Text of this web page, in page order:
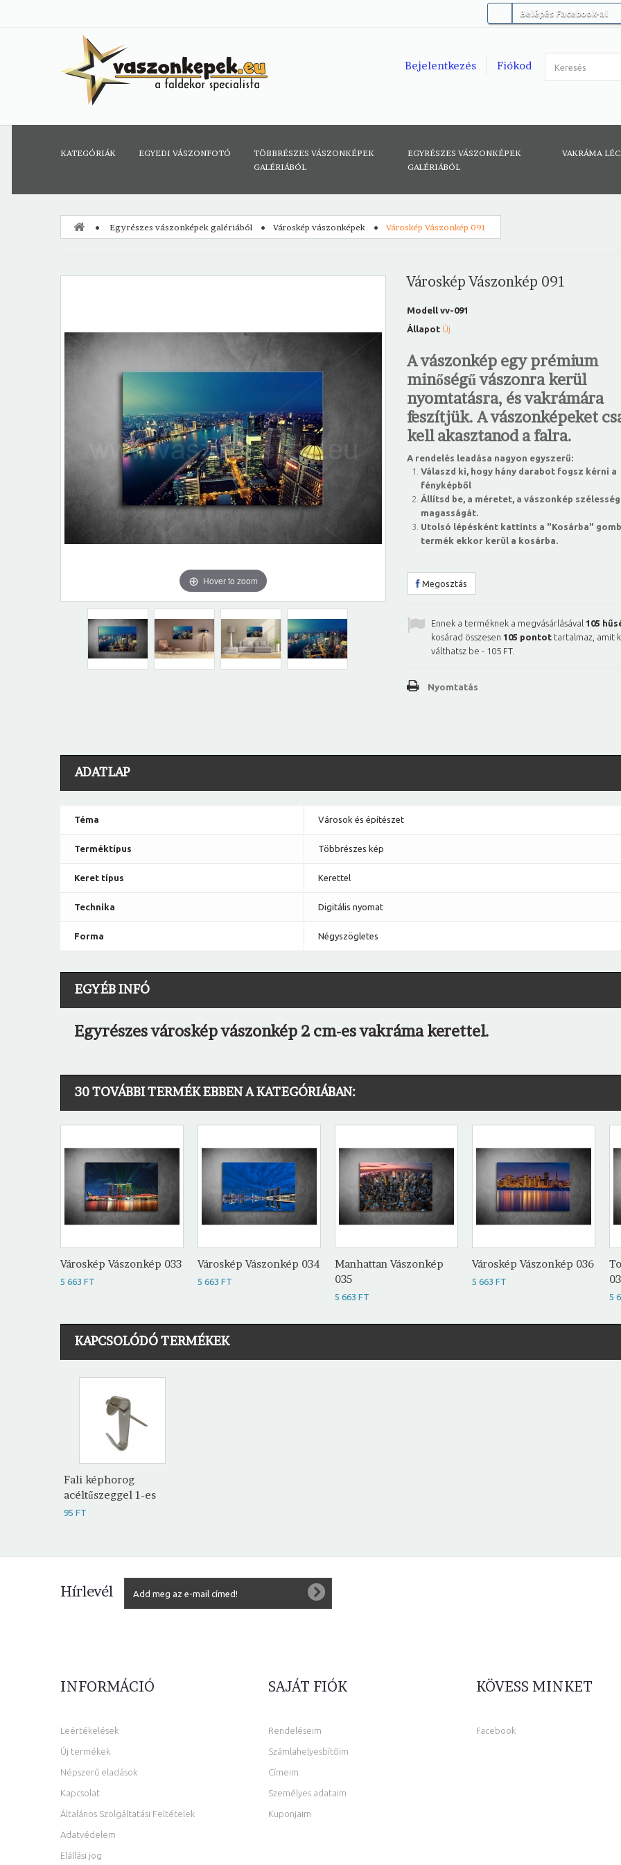
Belépés Facebook-al
Fiókod
Bejelentkezés
KATEGÓRIÁK EGYEDI VÁSZONFOTÓ
TÖBBRÉSZES VÁSZONKÉPEK
GALÉRIÁBÓL
EGYRÉSZES VÁSZONKÉPEK
GALÉRIÁBÓL
VAKRÁMA
Egyrészes vászonképek galériából Városkép vászonképek Városkép Vászonkép 091
Hover to zoom
Városkép Vászonkép 091
Modell vv-091
Állapot Új
A vászonkép egy prémium
minőségű vászonra kerül
nyomtatásra, és vakrámára
feszítjük. A vászonképeket
kell akasztanod a falra.
A rendelés leadása nagyon egyszerű:
Válaszd ki, hogy hány darabot fogsz kérni a
fényképből
Állítsd be, a méretet, a vászonkép
magasságát.
Utolsó lépésként kattints a "Kosárba"
termék ekkor kerül a kosárba.
Megosztás
Ennek a terméknek a megvásárlásával 105
kosárad összesen 105 pontot tartalmaz, amit
válthatsz be - 105 FT.
Nyomtatás
ADATLAP
Téma Városok és építészet
Terméktípus Többrészes kép
Keret típus Kerettel
Technika Digitális nyomat
Forma Négyszögletes
EGYÉB INFÓ
Egyrészes városkép vászonkép 2 cm-es vakráma kerettel.
30 TOVÁBBI TERMÉK EBBEN A KATEGÓRIÁBAN:
Városkép Vászonkép 033
5 663 FT
Városkép Vászonkép 034
5 663 FT
Manhattan Vászonkép
035
5 663 FT
Városkép Vászonkép 036
5 663 FT
5
KAPCSOLÓDÓ TERMÉKEK
Fali képhorog
acéltűszeggel 1-es
95 FT
Hírlevél
INFORMÁCIÓ
Leértékelések
Új termékek
Népszerű eladások
Kapcsolat
Általános Szolgáltatási Feltételek
Adatvédelem
Elállási jog
SAJÁT FIÓK
Rendeléseim
Számlahelyesbítőim
Címeim
Személyes adataim
Kuponjaim
KÖVESS MINKET
Facebook